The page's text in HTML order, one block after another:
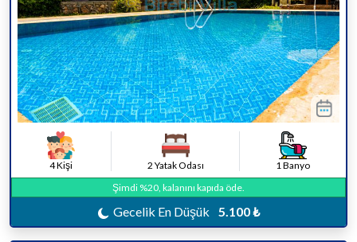
4 Kişi 2 Yatak Odası
1 Banyo
Şimdi %20, kalanını kapıda öde.
Gecelik En Düşük 5.100 ₺